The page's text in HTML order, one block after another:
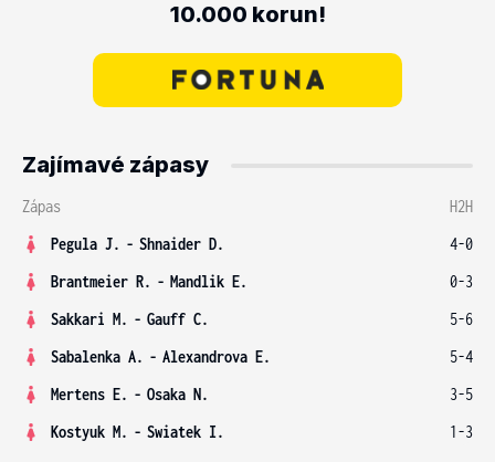
10.000 korun!
Zajímavé zápasy
Zápas
H2H
Pegula J. - Shnaider D.
4-0
Brantmeier R. - Mandlik E.
0-3
Sakkari M. - Gauff C.
5-6
Sabalenka A. - Alexandrova E.
5-4
Mertens E. - Osaka N.
3-5
Kostyuk M. - Swiatek I. 1-3